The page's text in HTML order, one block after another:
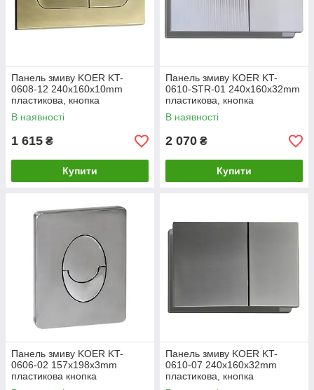
Панель змиву KOER KT-
0608-12 240x160x10mm
пластикова, кнопка
закруглена (колір матове
золото) (KR6126)
В наявності
1 615 ₴
Купити
Панель змиву KOER KT-
0610-STR-01 240x160x32mm
пластикова, кнопка
квадратна (колір хром з
лінійною структурою)
(KR6147)
В наявності
2 070 ₴
Купити
Панель змиву KOER KT-
0606-02 157x198x3mm
пластикова кнопка
заокруглена (SS COLOR)
Панель змиву KOER KT-
0610-07 240x160x32mm
пластикова, кнопка
квадратна (колір графіт)